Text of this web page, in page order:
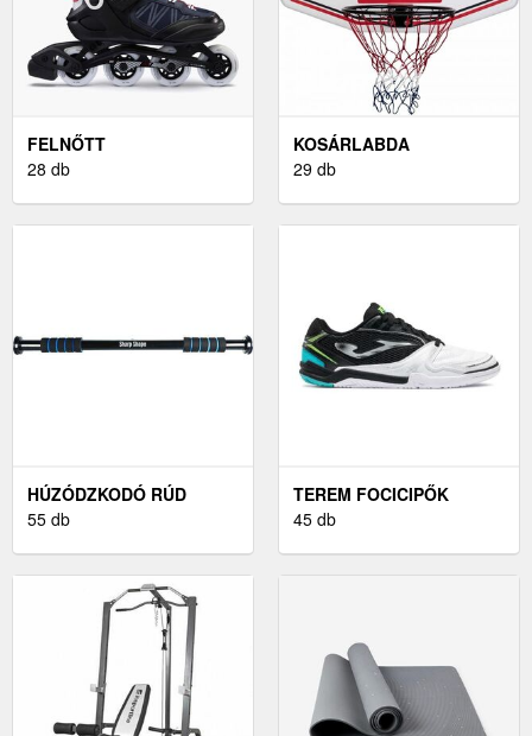
FELNŐTT
GÖRKORCSOLYA
28 db
KOSÁRLABDA
PALÁNKOK
29 db
HÚZÓDZKODÓ RÚD
55 db
TEREM FOCICIPŐK
45 db